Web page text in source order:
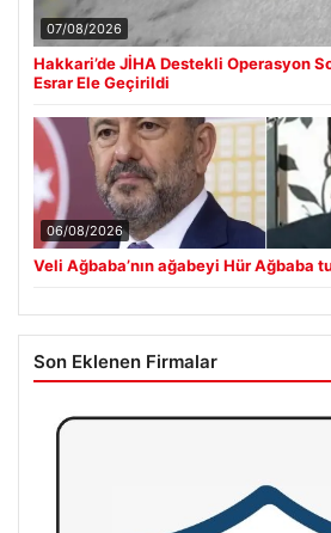
07/08/2026
Hakkari’de JİHA Destekli Operasyon
Esrar Ele Geçirildi
06/08/2026
Veli Ağbaba’nın ağabeyi Hür Ağbaba
Son Eklenen Firmalar